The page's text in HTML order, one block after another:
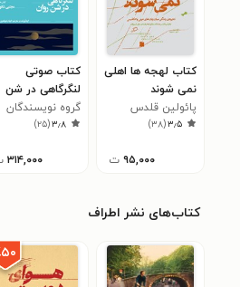
کتاب لهجه ها اهلی
نمی شوند
پائولین قلدس
۳٫۵(۳۸)
۹۵,۰۰۰ ت
کتاب صوتی
لنگرگاهی در شن
روان
گروه نویسندگان
۳٫۸(۲۵)
۳۱۴,۰۰۰
کتاب‌های نشر اطراف